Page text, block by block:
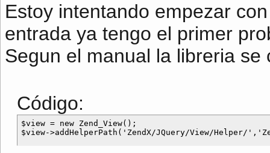
Estoy intentando empezar
entrada ya tengo el primer
Segun el manual la libreria se
Código:
$view = new Zend_View();